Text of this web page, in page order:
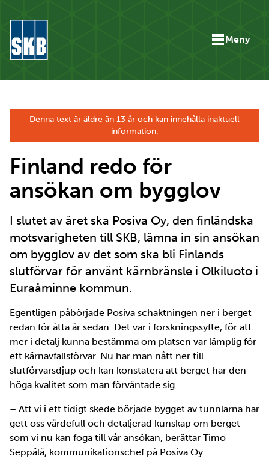
Meny
Denna text är äldre än 13 år och kan innehålla inaktuell
information.
Finland redo för
ansökan om bygglov
I slutet av året ska Posiva Oy, den finländska
motsvarigheten till SKB, lämna in sin ansökan
om bygglov av det som ska bli Finlands
slutförvar för använt kärnbränsle i Olkiluoto i
Euraåminne kommun.
Egentligen påbörjade Posiva schaktningen ner i berget
redan för åtta år sedan. Det var i forskningssyfte, för att
mer i detalj kunna bestämma om platsen var lämplig för
ett kärnavfallsförvar. Nu har man nått ner till
slutförvarsdjup och kan konstatera att berget har den
höga kvalitet som man förväntade sig.
– Att vi i ett tidigt skede började bygget av tunnlarna har
gett oss värdefull och detaljerad kunskap om berget
som vi nu kan foga till vår ansökan, berättar Timo
Seppälä, kommunikationschef på Posiva Oy.